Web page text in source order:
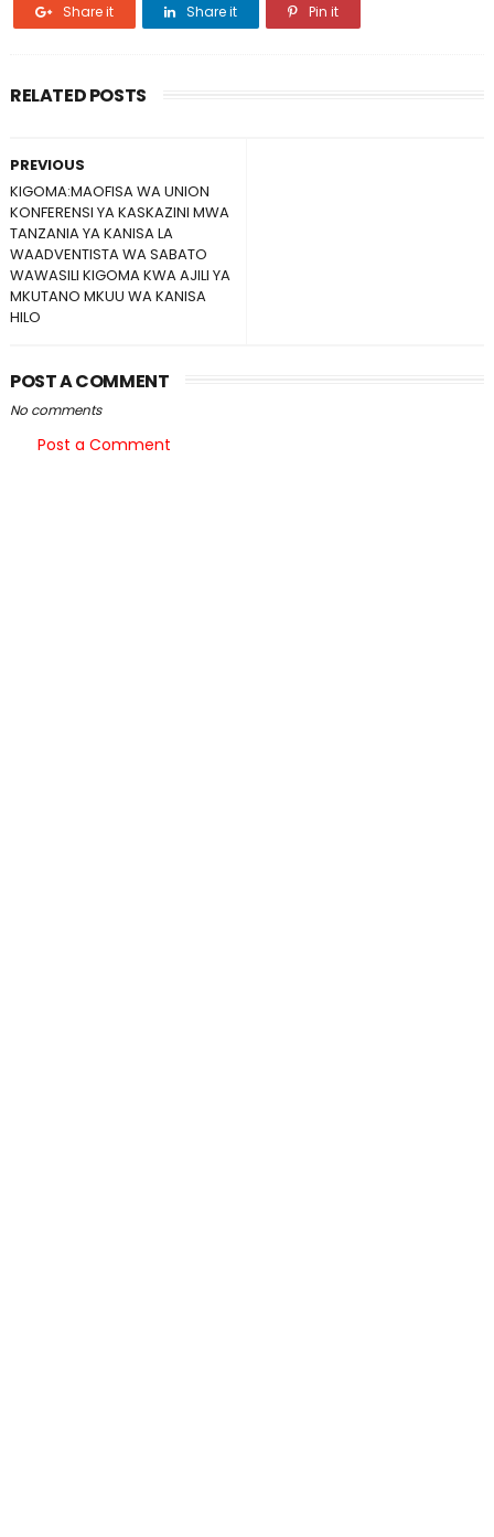
Share it Share it Pin it
RELATED POSTS
PREVIOUS
KIGOMA:MAOFISA WA UNION
KONFERENSI YA KASKAZINI MWA
TANZANIA YA KANISA LA
WAADVENTISTA WA SABATO
WAWASILI KIGOMA KWA AJILI YA
MKUTANO MKUU WA KANISA
HILO
POST A COMMENT
No comments
Post a Comment